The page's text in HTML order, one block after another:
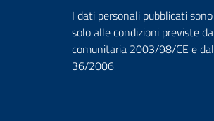
I dati personali pubblicati
solo alle condizioni previste
comunitaria 2003/98/CE e
36/2006